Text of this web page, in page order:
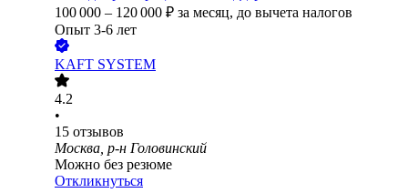
100 000 – 120 000 ₽ за месяц, до вычета налогов
Опыт 3-6 лет
KAFT SYSTEM
4.2
•
15 отзывов
Москва, р-н Головинский
Можно без резюме
Откликнуться